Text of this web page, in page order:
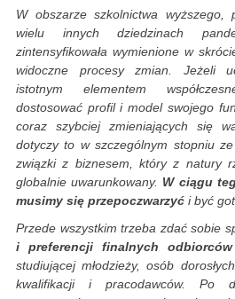
W obszarze szkolnictwa
wielu innych dziedzinach
zintensyfikowała wymienione w
widoczne procesy zmian. Jeżeli
istotnym elementem
dostosować profil i model swojego
coraz szybciej zmieniających się
dotyczy to w szczególnym stopniu
związki z biznesem, który z natury
globalnie uwarunkowany. W ciągu
musimy się przepoczwarzyć i być
Przede wszystkim trzeba zdać sobie
i preferencji finalnych
studiującej młodzieży, osób
kwalifikacji i pracodawców. Po